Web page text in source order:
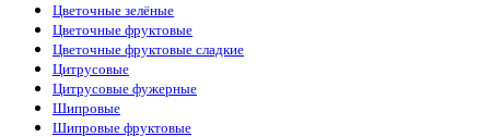
Цветочные зелёные
Цветочные фруктовые
Цветочные фруктовые сладкие
Цитрусовые
Цитрусовые фужерные
Шипровые
Шипровые фруктовые